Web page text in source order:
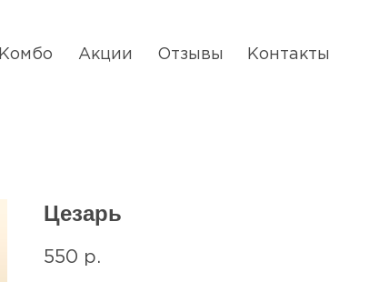
Комбо Акции Отзывы Контакты
Цезарь
550 р.